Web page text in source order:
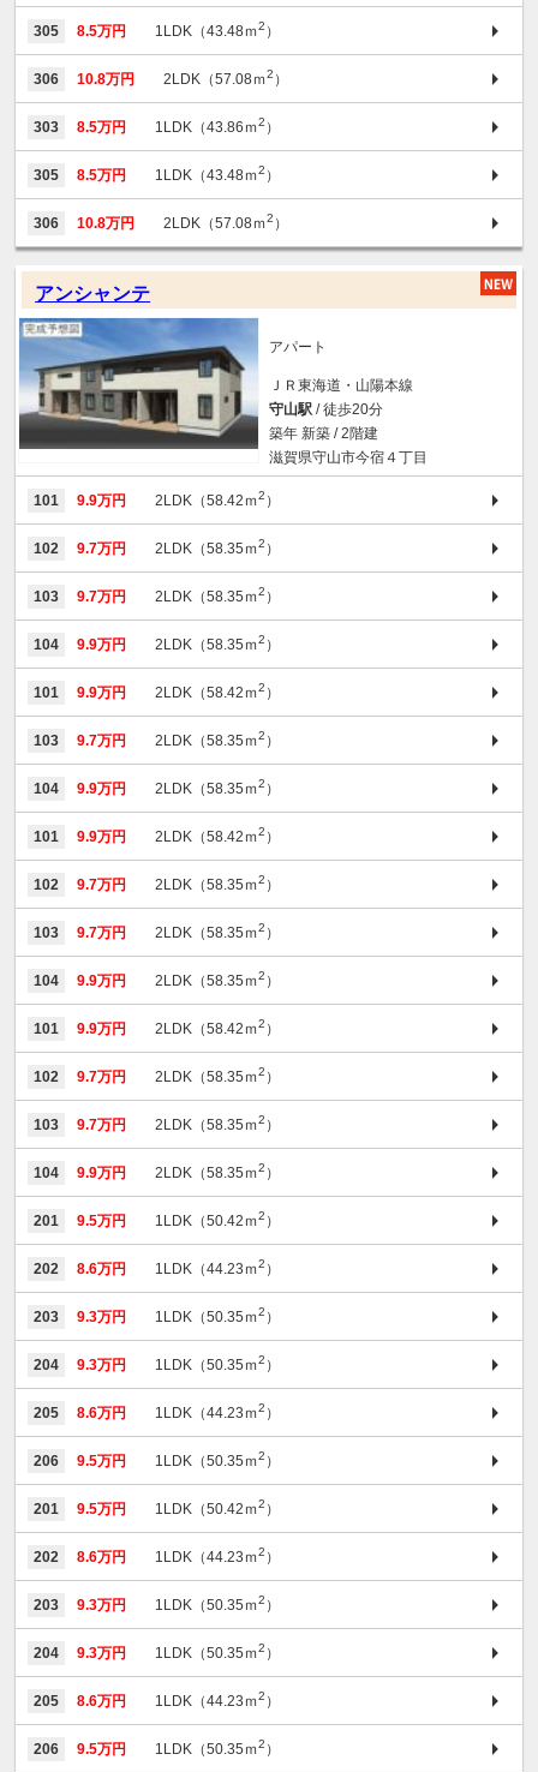
305 8.5万円 1LDK（43.48ｍ2 ）
306 10.8万円 2LDK（57.08ｍ2 ）
303 8.5万円 1LDK（43.86ｍ2 ）
305 8.5万円 1LDK（43.48ｍ2 ）
306 10.8万円 2LDK（57.08ｍ2 ）
アンシャンテ
アパート
ＪＲ東海道・山陽本線
守山駅 / 徒歩20分
築年 新築 / 2階建
滋賀県守山市今宿４丁目
101 9.9万円 2LDK（58.42ｍ2 ）
102 9.7万円 2LDK（58.35ｍ2 ）
103 9.7万円 2LDK（58.35ｍ2 ）
104 9.9万円 2LDK（58.35ｍ2 ）
101 9.9万円 2LDK（58.42ｍ2 ）
103 9.7万円 2LDK（58.35ｍ2 ）
104 9.9万円 2LDK（58.35ｍ2 ）
101 9.9万円 2LDK（58.42ｍ2 ）
102 9.7万円 2LDK（58.35ｍ2 ）
103 9.7万円 2LDK（58.35ｍ2 ）
104 9.9万円 2LDK（58.35ｍ2 ）
101 9.9万円 2LDK（58.42ｍ2 ）
102 9.7万円 2LDK（58.35ｍ2 ）
103 9.7万円 2LDK（58.35ｍ2 ）
104 9.9万円 2LDK（58.35ｍ2 ）
201 9.5万円 1LDK（50.42ｍ2 ）
202 8.6万円 1LDK（44.23ｍ2 ）
203 9.3万円 1LDK（50.35ｍ2 ）
204 9.3万円 1LDK（50.35ｍ2 ）
205 8.6万円 1LDK（44.23ｍ2 ）
206 9.5万円 1LDK（50.35ｍ2 ）
201 9.5万円 1LDK（50.42ｍ2 ）
202 8.6万円 1LDK（44.23ｍ2 ）
203 9.3万円 1LDK（50.35ｍ2 ）
204 9.3万円 1LDK（50.35ｍ2 ）
205 8.6万円 1LDK（44.23ｍ2 ）
206 9.5万円 1LDK（50.35ｍ2 ）